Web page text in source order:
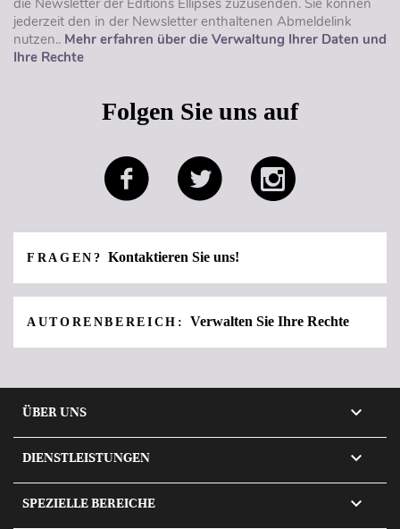
jederzeit den in der Newsletter enthaltenen Abmeldelink
nutzen.. Mehr erfahren über die Verwaltung Ihrer Daten und
Ihre Rechte
Folgen Sie uns auf
FRAGEN? Kontaktieren Sie uns!
AUTORENBEREICH: Verwalten Sie Ihre Rechte
ÜBER UNS 
DIENSTLEISTUNGEN 
SPEZIELLE BEREICHE 